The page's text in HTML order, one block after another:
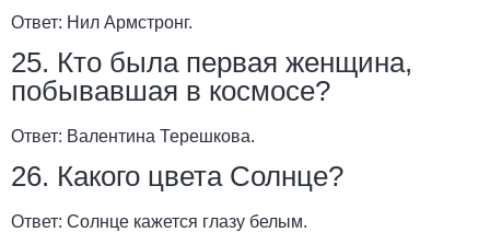
Ответ: Нил Армстронг.
25. Кто была первая женщина,
побывавшая в космосе?
Ответ: Валентина Терешкова.
26. Какого цвета Солнце?
Ответ: Солнце кажется глазу белым.